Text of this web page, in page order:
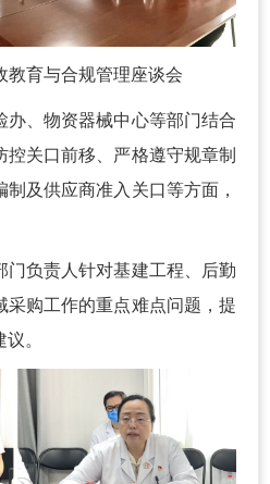
教育与合规管理座谈会
、物资器械中心等部门结合
关口前移、严格遵守规章制
及供应商准入关口等方面，
负责人针对基建工程、后勤
采购工作的重点难点问题，提
。